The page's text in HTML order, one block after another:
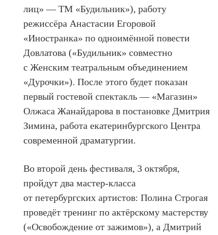
лиц» — ТМ «Будильник»), работу
режиссёра Анастасии Егоровой
«Иностранка» по одноимённой повести
Довлатова («Будильник» совместно
с Женским театральным объединением
«Дурочки»). После этого будет показан
первый гостевой спектакль — «Магазин»
Олжаса Жанайдарова в постановке Дмитрия
Зимина, работа екатеринбургского Центра
современной драматургии.
Во второй день фестиваля, 3 октября,
пройдут два мастер-класса
от петербургских артистов: Полина Строгая
проведёт тренинг по актёрскому мастерству
(«Освобождение от зажимов»), а Дмитрий